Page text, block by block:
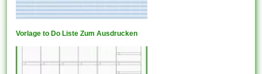
Vorlage to Do Liste Zum Ausdrucken